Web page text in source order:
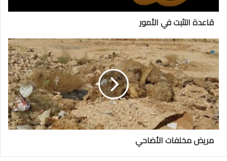
قاعدة التثبت في الأمور
مريض مخلفات الأضاحي